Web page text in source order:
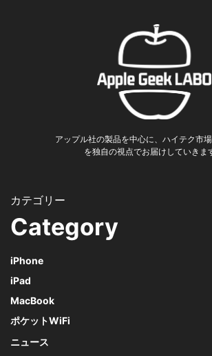
アップル社の製品を中心に、ハイテク市
を独自の視点でお届けしていきま
Category
iPhone
iPad
MacBook
ポケットWiFi
ニュース